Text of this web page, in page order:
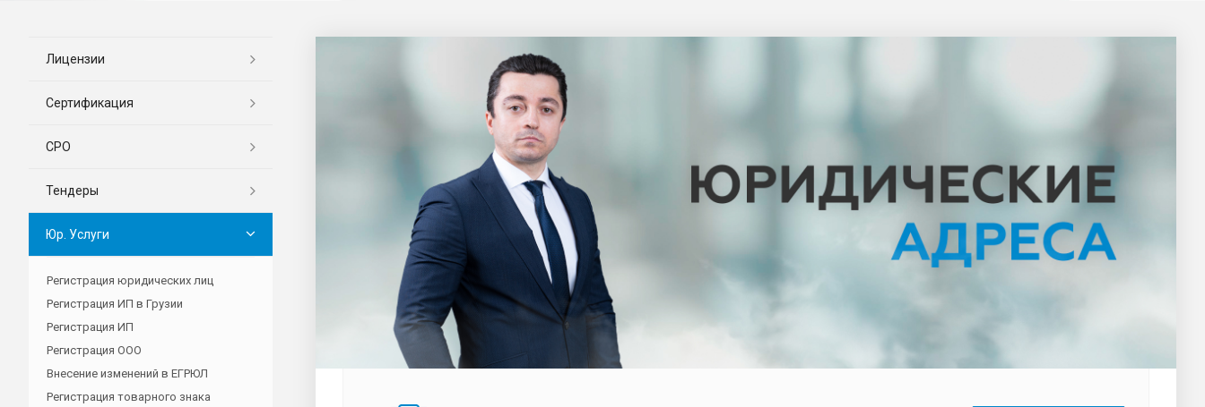
Лицензии
Сертификация
СРО
Тендеры
Юр. Услуги
Регистрация юридических лиц
Регистрация ИП в Грузии
Регистрация ИП
Регистрация ООО
Внесение изменений в ЕГРЮЛ
Регистрация товарного знака